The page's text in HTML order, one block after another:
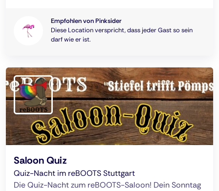
Empfohlen von Pinksider
Diese Location verspricht, dass jeder Gast so sein
darf wie er ist.
Saloon Quiz
Quiz-Nacht im reBOOTS Stuttgart
Die Quiz-Nacht zum reBOOTS-Saloon! Dein Sonntag